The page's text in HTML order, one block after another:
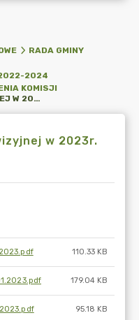
RADA GMINY
2022-2024
KOMISJI
POSIEDZENIA KOMISJI REWIZYJNEJ W 2023R.
w 2023r.
110.33 KB
179.04 KB
95.18 KB